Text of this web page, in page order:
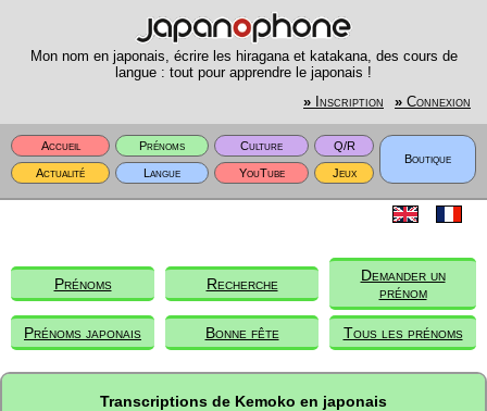
Mon nom en japonais, écrire les hiragana et katakana, des cours de
langue : tout pour apprendre le japonais !
» Inscription » Connexion
Accueil Prénoms Culture
Q/R
Boutique
Actualité
Langue YouTube Jeux
Prénoms Recherche
Demander un
prénom
Prénoms japonais Bonne fête Tous les prénoms
Transcriptions de Kemoko en japonais